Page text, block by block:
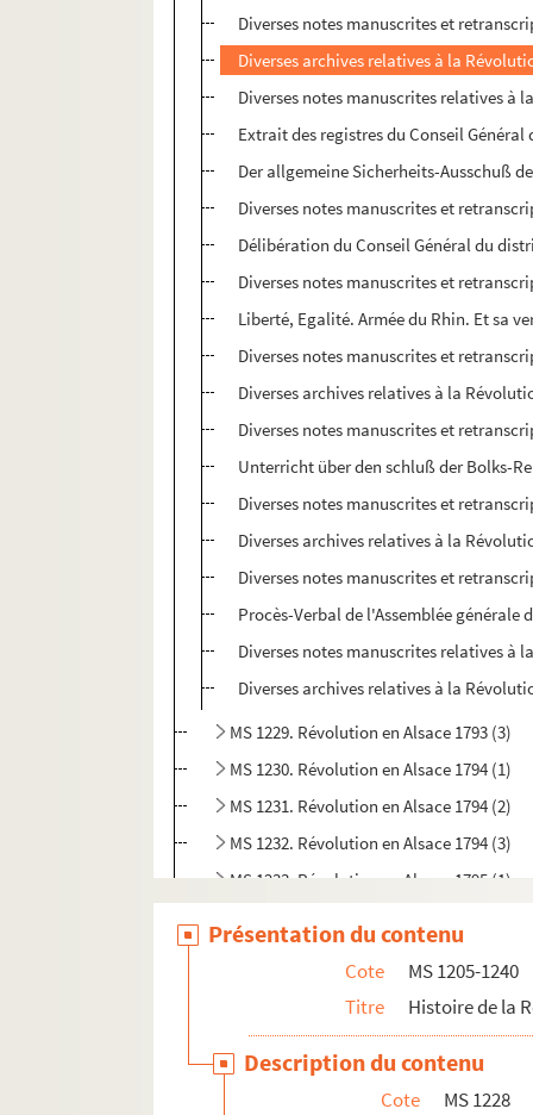
Diverses notes manuscrites et
Diverses archives relatives à la
Diverses notes manuscrites relatives à
Extrait des registres du Conseil
Der allgemeine Sicherheits-Ausschuß
Diverses notes manuscrites et
Délibération du Conseil Général du
Diverses notes manuscrites et
Liberté, Egalité. Armée du Rhin. Et sa
Diverses notes manuscrites et
Diverses archives relatives à la
Diverses notes manuscrites et
Unterricht über den schluß der Bolks-
Diverses notes manuscrites et
Diverses archives relatives à la
Diverses notes manuscrites et
Procès-Verbal de l'Assemblée
Diverses notes manuscrites relatives à
Diverses archives relatives à la
MS 1229. Révolution en Alsace 1793 (3)
MS 1230. Révolution en Alsace 1794 (1)
MS 1231. Révolution en Alsace 1794 (2)
MS 1232. Révolution en Alsace 1794 (3)
MS 1233. Révolution en Alsace 1795 (1)
MS 1238. Révolution en Alsace 1799
MS 1239. Révolution en Alsace Notes
Présentation du contenu
Cote
MS 1205-1240
Titre
Histoire de la
Description du contenu
Cote
MS 1228